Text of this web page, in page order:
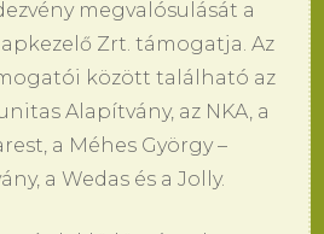
megvalósulását a
Zrt. támogatja. Az
között található az
Alapítvány, az NKA, a
a Méhes György –
a Wedas és a Jolly.